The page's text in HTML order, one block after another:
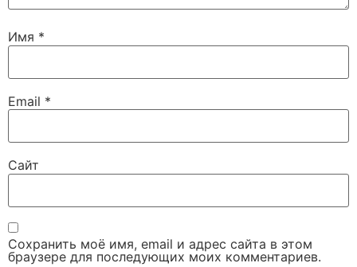
Имя *
Email *
Сайт
Сохранить моё имя, email и адрес сайта в этом
браузере для последующих моих комментариев.